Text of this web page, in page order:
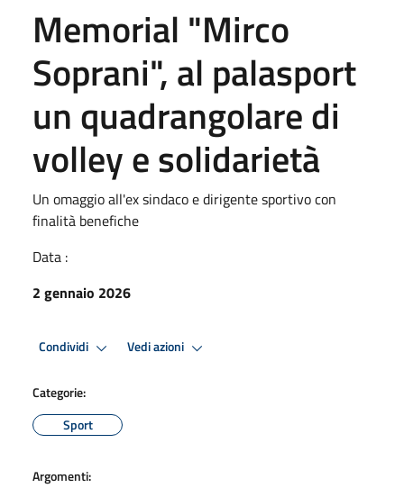
Memorial "Mirco
Soprani", al palasport
un quadrangolare di
volley e solidarietà
Un omaggio all'ex sindaco e dirigente sportivo con
finalità benefiche
Data :
2 gennaio 2026
Condividi Vedi azioni
Categorie:
Sport
Argomenti: